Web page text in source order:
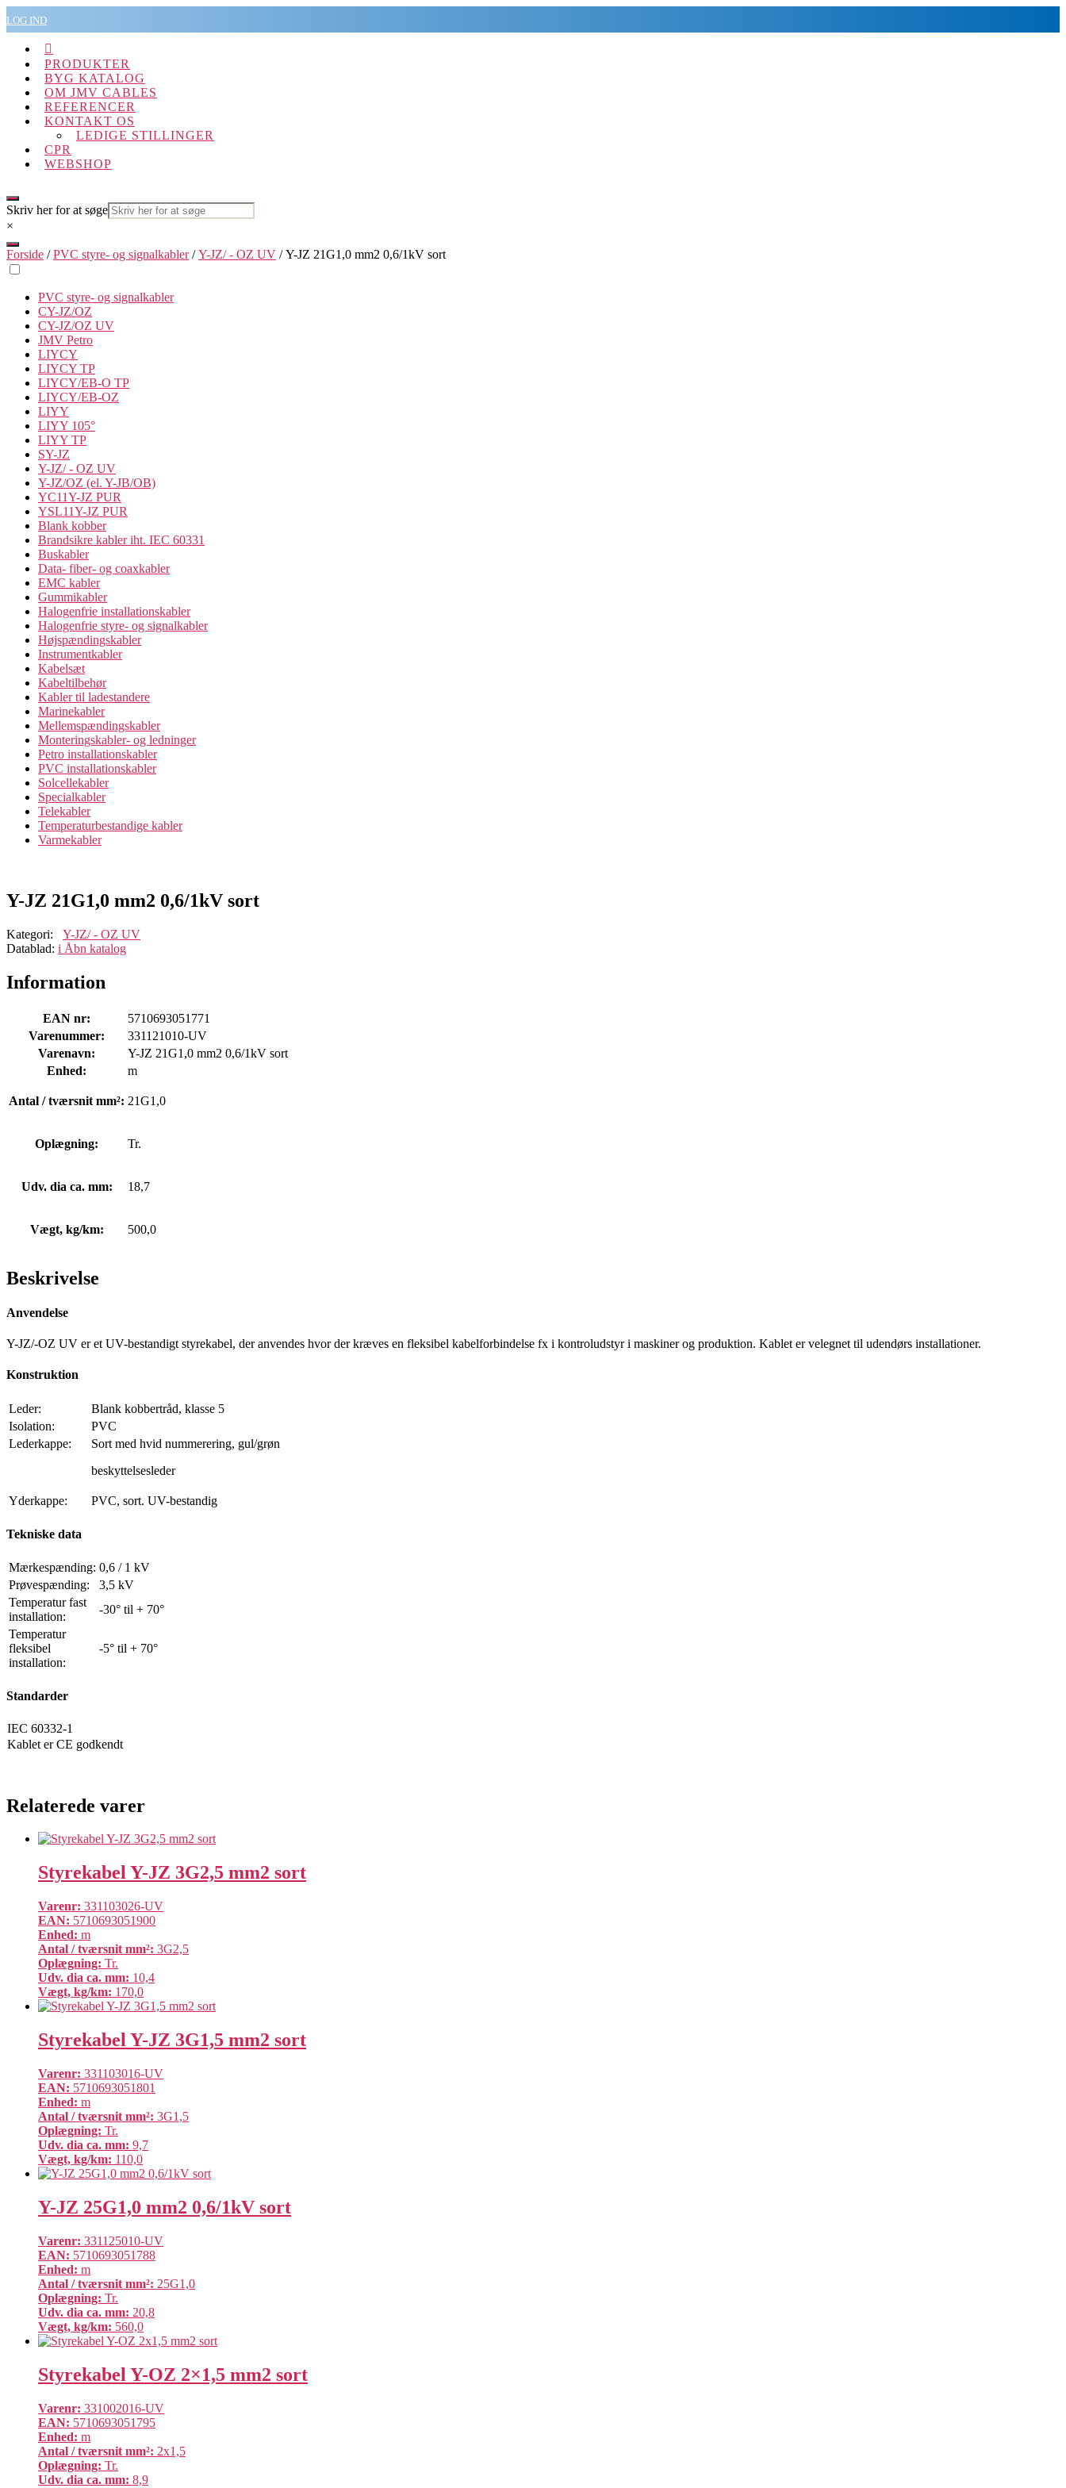
til
indholdet
LOG IND

PRODUKTER
BYG KATALOG
OM JMV CABLES
REFERENCER
KONTAKT OS
LEDIGE STILLINGER
CPR
WEBSHOP
Skriv her for at søge
×
Forside /PVC styre- og signalkabler/Y-JZ/ - OZ UV / Y-JZ 21G1,0 mm2 0,6/1kV sort
PVC styre- og signalkabler
CY-JZ/OZ
CY-JZ/OZ UV
JMV Petro
LIYCY
LIYCY TP
LIYCY/EB-O TP
LIYCY/EB-OZ
LIYY
LIYY 105°
LIYY TP
SY-JZ
Y-JZ/ - OZ UV
Y-JZ/OZ (el. Y-JB/OB)
YC11Y-JZ PUR
YSL11Y-JZ PUR
Blank kobber
Brandsikre kabler iht. IEC 60331
Buskabler
Data- fiber- og coaxkabler
EMC kabler
Gummikabler
Halogenfrie installationskabler
Halogenfrie styre- og signalkabler
Højspændingskabler
Instrumentkabler
Kabelsæt
Kabeltilbehør
Kabler til ladestandere
Marinekabler
Mellemspændingskabler
Monteringskabler- og ledninger
Petro installationskabler
PVC installationskabler
Solcellekabler
Specialkabler
Telekabler
Temperaturbestandige kabler
Varmekabler
Y-JZ 21G1,0 mm2 0,6/1kV sort
Kategori: Y-JZ/ - OZ UV
Datablad: i Åbn katalog
Information
EAN nr:
5710693051771
Varenummer:
331121010-UV
Varenavn:
Y-JZ 21G1,0 mm2 0,6/1kV sort
Enhed:
m
Antal / tværsnit mm²: 21G1,0
Oplægning: Tr.
Udv. dia ca. mm: 18,7
Vægt, kg/km: 500,0
Beskrivelse
Anvendelse
Y-JZ/-OZ UV er et UV-bestandigt styrekabel, der anvendes hvor der kræves en fleksibel kabelforbindelse fx i kontroludstyr i maskiner og produktion. Kablet er velegnet til udendørs installationer.
Konstruktion
Leder:
Blank kobbertråd, klasse 5
Isolation:
PVC
Lederkappe:
Sort med hvid nummerering, gul/grøn
beskyttelsesleder
Yderkappe: PVC, sort. UV-bestandig
Tekniske data
Mærkespænding: 0,6 / 1 kV
Prøvespænding:
3,5 kV
Temperatur fast
installation:
-30° til + 70°
Temperatur
fleksibel
installation:
-5° til + 70°
Standarder
IEC 60332-1
Kablet er CE godkendt
Relaterede varer
Styrekabel Y-JZ 3G2,5 mm2 sort
Varenr: 331103026-UV
EAN: 5710693051900
Enhed: m
Antal / tværsnit mm²: 3G2,5
Oplægning: Tr.
Udv. dia ca. mm: 10,4
Vægt, kg/km: 170,0
Styrekabel Y-JZ 3G1,5 mm2 sort
Varenr: 331103016-UV
EAN: 5710693051801
Enhed: m
Antal / tværsnit mm²: 3G1,5
Oplægning: Tr.
Udv. dia ca. mm: 9,7
Vægt, kg/km: 110,0
Y-JZ 25G1,0 mm2 0,6/1kV sort
Varenr: 331125010-UV
EAN: 5710693051788
Enhed: m
Antal / tværsnit mm²: 25G1,0
Oplægning: Tr.
Udv. dia ca. mm: 20,8
Vægt, kg/km: 560,0
Styrekabel Y-OZ 2×1,5 mm2 sort
Varenr: 331002016-UV
EAN: 5710693051795
Enhed: m
Antal / tværsnit mm²: 2x1,5
Oplægning: Tr.
Udv. dia ca. mm: 8,9